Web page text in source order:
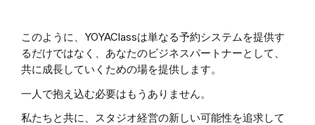
このように、YOYAClassは単なる予約システムを提供す
るだけではなく、あなたのビジネスパートナーとして、
共に成長していくための場を提供します。
一人で抱え込む必要はもうありません。
私たちと共に、スタジオ経営の新しい可能性を追求して